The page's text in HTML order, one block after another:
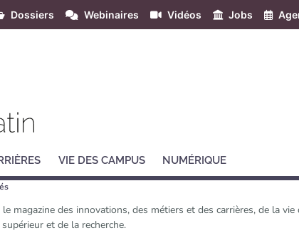
Dossiers Webinaires Vidéos Jobs
VIE DES CAMPUS NUMÉRIQUE
magazine des innovations, des métiers et des carrières, de la
supérieur et de la recherche.